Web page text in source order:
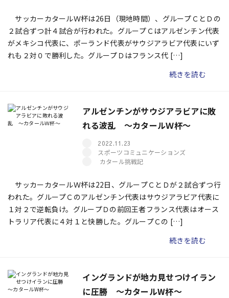
サッカーカタールＷ杯は26日（現地時間）、グループＣとＤの
２試合ずつ計４試合が行われた。グループＣはアルゼンチン代表
がメキシコ代表に、ポーランド代表がサウジアラビア代表にいず
れも２対０で勝利した。グループＤはフランス代 […]
続きを読む
アルゼンチンがサウジアラビアに敗
れる波乱 ～カタールＷ杯～
2022.11.23
スポーツコミュニケーションズ
カタール挑戦記
サッカーカタールＷ杯は22日、グループＣとＤが２試合ずつ行
われた。グループＣのアルゼンチン代表はサウジアラビア代表に
１対２で逆転負け。グループＤの前回王者フランス代表はオース
トラリア代表に４対１と快勝した。グループＣの […]
続きを読む
イングランドが地力見せつけイラン
に圧勝 ～カタールW杯～